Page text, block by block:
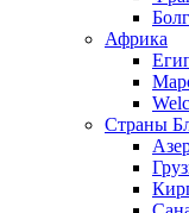
Африка
Страны